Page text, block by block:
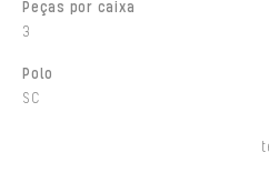
Peças por caixa
3
Polo
SC